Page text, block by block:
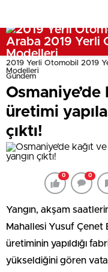
2019 Yerli Otomobil 2019
Modelleri
Gündem
üretimi
çıktı!
0 0
Yangın, akşam
Mahallesi Yusuf Çenet
üretiminin yapıldığı
yükseldiğini gören